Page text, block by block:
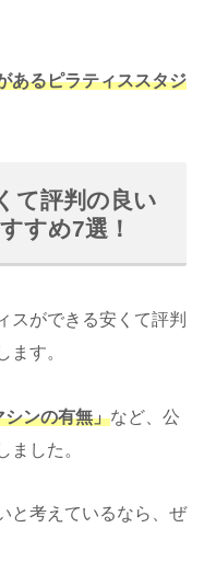
あるピラティススタジ
て評判の良い
すめ7選！
スができる安くて評判
ます。
シンの有無」など、公
ました。
と考えているなら、ぜ